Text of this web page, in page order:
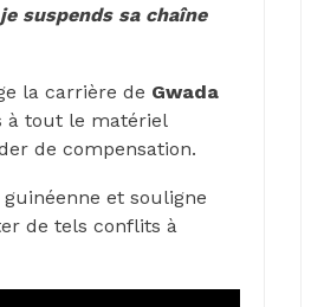
suspends sa chaîne
la carrière de Gwada
à tout le matériel
de compensation.
et souligne
de tels conflits à